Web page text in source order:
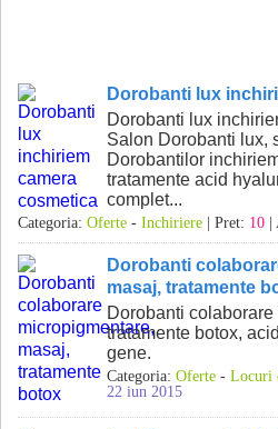
Dorobanti lux
Dorobanti lux
Salon Dorobanti lux,
Dorobantilor
tratamente acid
complet...
Categoria: Oferte - Inchiriere | Pret: 10
Dorobanti
masaj, tratamente
Dorobanti
tratamente botox,
gene.
Categoria: Oferte - Locuri
22 iun 2015